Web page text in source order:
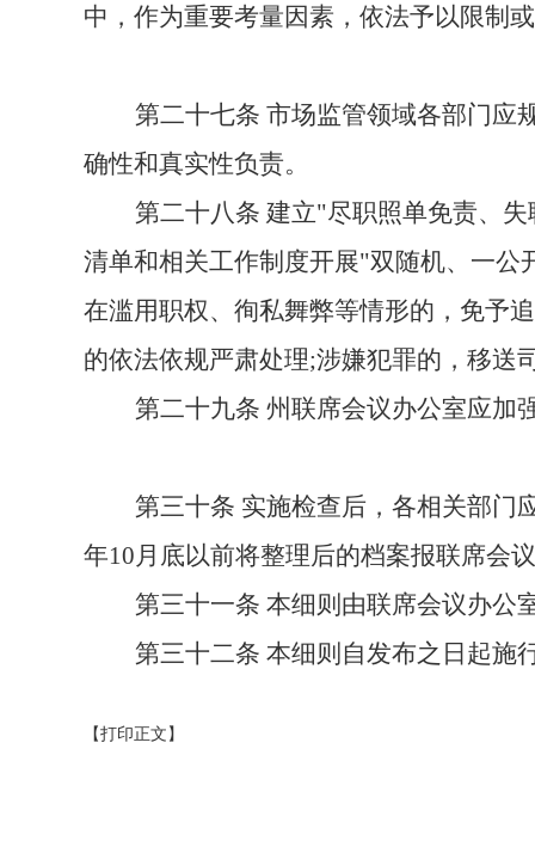
中，作为重要考量因素，依法予以限制
第二十七条 市场监管领域各部门应
确性和真实性负责。
第二十八条 建立"尽职照单免责、 失
清单和相关工作制度开展"双随机、一
在滥用职权、徇私舞弊等情形的，免予
的依法依规严肃处理;涉嫌犯罪的，移送
第二十九条 州联席会议办公室应加
第三十条 实施检查后，各相关部门
年10月底以前将整理后的档案报联席会
第三十一条 本细则由联席会议办公
第三十二条 本细则自发布之日起施
【打印正文】